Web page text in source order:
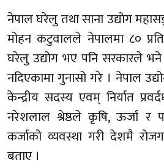
नेपाल घरेलु तथा साना उद्योग
मोहन कटुवालले नेपालमा ८०
घरेलु उद्योग भए पनि सरकारले भने
नदिएकामा गुनासो गरे । नेपाल
केन्द्रीय सदस्य एवम् निर्यात
नरेशलाल श्रेष्ठले कृषि, ऊर्जा र
कर्जाको व्यवस्था गरी देशमै
बताए ।